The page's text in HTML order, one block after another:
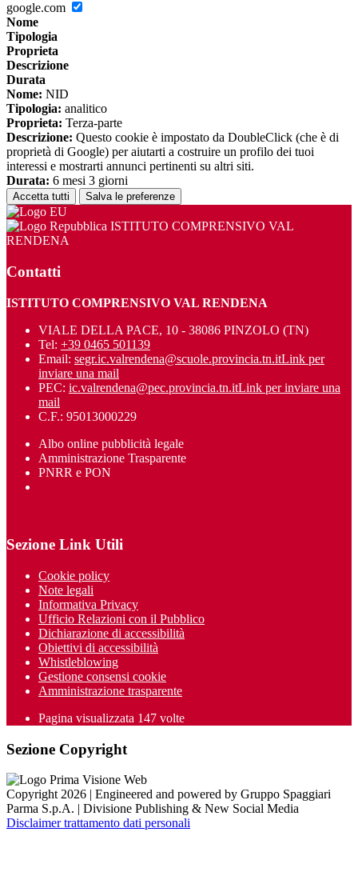
google.com
Nome
Tipologia
Proprieta
Descrizione
Durata
Nome: NID
Tipologia: analitico
Proprieta: Terza-parte
Descrizione: Questo cookie è impostato da DoubleClick (che è di
proprietà di Google) per aiutarti a costruire un profilo dei tuoi
interessi e mostrarti annunci pertinenti su altri siti.
Durata: 6 mesi 3 giorni
Accetta tutti Salva le preferenze
ISTITUTO COMPRENSIVO VAL
RENDENA
Contatti
ISTITUTO COMPRENSIVO VAL RENDENA
VIALE DELLA PACE, 10 - 38086 PINZOLO (TN)
Tel: +39 0465 501139
Email: segr.ic.valrendena@scuole.provincia.tn.itLink per
inviare una mail
PEC: ic.valrendena@pec.provincia.tn.itLink per inviare una
mail
C.F.: 95013000229
Albo online pubblicità legale
Amministrazione Trasparente
PNRR e PON
Sezione Link Utili
Cookie policy
Note legali
Informativa Privacy
Ufficio Relazioni con il Pubblico
Dichiarazione di accessibilità
Obiettivi di accessibilità
Whistleblowing
Gestione consensi cookie
Amministrazione trasparente
Pagina visualizzata 147 volte
Sezione Copyright
Copyright 2026 | Engineered and powered by Gruppo Spaggiari
Parma S.p.A. | Divisione Publishing & New Social Media
Disclaimer trattamento dati personali